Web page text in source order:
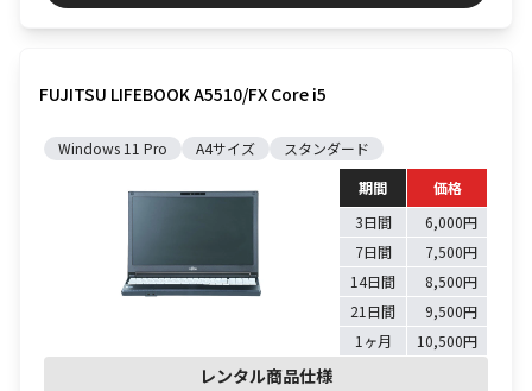
FUJITSU LIFEBOOK A5510/FX Core i5
Windows 11 Pro A4サイズ
スタンダード
期間
価格
3日間
6,000円
7日間
7,500円
14日間
8,500円
21日間
9,500円
1ヶ月
10,500円
レンタル商品仕様